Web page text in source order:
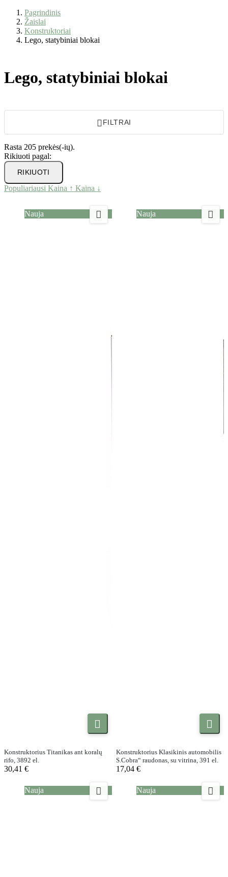
Pagrindinis
Žaislai
Konstruktoriai
Lego, statybiniai blokai
Lego, statybiniai blokai
 FILTRAI
Rasta 205 prekės(-ių).
Rikiuoti pagal:
RIKIUOTI
Populiariausi Kaina ↑ Kaina ↓
Nauja 

Konstruktorius Titanikas ant koralų
rifo, 3892 el.
30,41 €
Nauja 

Konstruktorius Klasikinis automobilis
S.Cobra“ raudonas, su vitrina, 391 el.
17,04 €
Nauja  Nauja 